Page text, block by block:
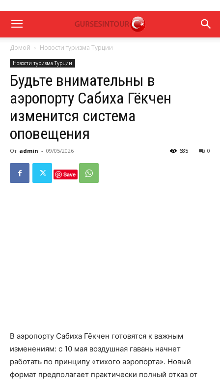
Домой Новости туризма Турции
Новости туризма Турции
Будьте внимательны в
аэропорту Сабиха Гёкчен
изменится система
оповещения
От admin - 09/05/2026 0
685
Save
В аэропорту Сабиха Гёкчен готовятся к важным
изменениям: с 10 мая воздушная гавань начнет
работать по принципу «тихого аэропорта». Новый
формат предполагает практически полный отказ от